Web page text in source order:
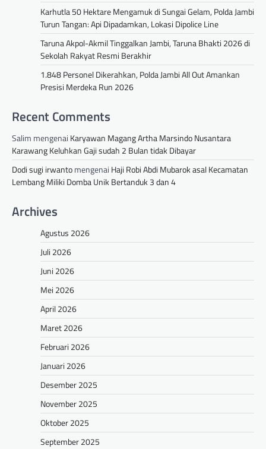
Karhutla 50 Hektare Mengamuk di Sungai Gelam, Polda Jambi
Turun Tangan: Api Dipadamkan, Lokasi Dipolice Line
Taruna Akpol-Akmil Tinggalkan Jambi, Taruna Bhakti 2026 di
Sekolah Rakyat Resmi Berakhir
1.848 Personel Dikerahkan, Polda Jambi All Out Amankan
Presisi Merdeka Run 2026
Recent Comments
Salim mengenai Karyawan Magang Artha Marsindo Nusantara
Karawang Keluhkan Gaji sudah 2 Bulan tidak Dibayar
Dodi sugi irwantomengenai Haji Robi Abdi Mubarok asal Kecamatan
Lembang Miliki Domba Unik Bertanduk 3 dan 4
Archives
Agustus 2026
Juli 2026
Juni 2026
Mei 2026
April 2026
Maret 2026
Februari 2026
Januari 2026
Desember 2025
November 2025
Oktober 2025
September 2025